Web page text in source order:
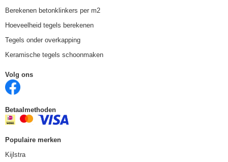
Berekenen betonklinkers per m2
Hoeveelheid tegels berekenen
Tegels onder overkapping
Keramische tegels schoonmaken
Volg ons
Betaalmethoden
Populaire merken
Kijlstra